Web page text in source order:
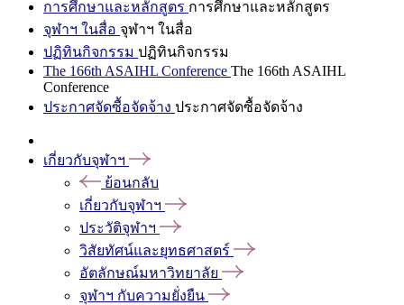
การศึกษาและหลักสูตร การศึกษาและหลักสูตร
จุฬาฯ ในสื่อ จุฬาฯ ในสื่อ
ปฏิทินกิจกรรม ปฏิทินกิจกรรม
The 166th ASAIHL Conference The 166th ASAIHL
Conference
ประกาศจัดซื้อจัดจ้าง ประกาศจัดซื้อจัดจ้าง
เกี่ยวกับจุฬาฯ
ย้อนกลับ
เกี่ยวกับจุฬาฯ
ประวัติจุฬาฯ
วิสัยทัศน์และยุทธศาสตร์
อัตลักษณ์มหาวิทยาลัย
จุฬาฯ กับความยั่งยืน